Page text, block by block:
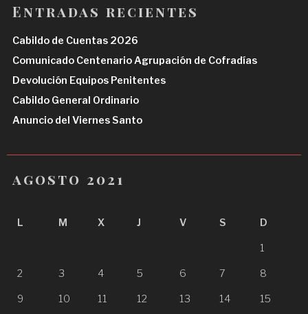
Entradas recientes
Cabildo de Cuentas 2026
Comunicado Centenario Agrupación de Cofradías
Devolución Equipos Penitentes
Cabildo General Ordinario
Anuncio del Viernes Santo
agosto 2021
L M X J V S D
1
2 3 4 5 6 7 8
9 10 11 12 13 14 15